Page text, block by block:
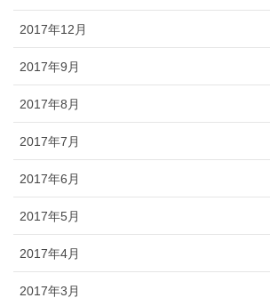
2017年12月
2017年9月
2017年8月
2017年7月
2017年6月
2017年5月
2017年4月
2017年3月